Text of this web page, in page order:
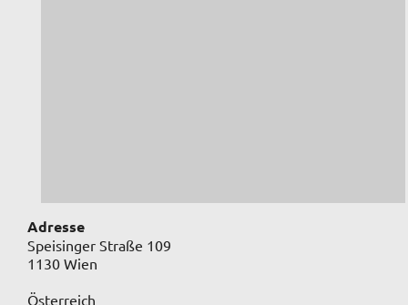
Adresse
Speisinger Straße 109
1130 Wien
Österreich